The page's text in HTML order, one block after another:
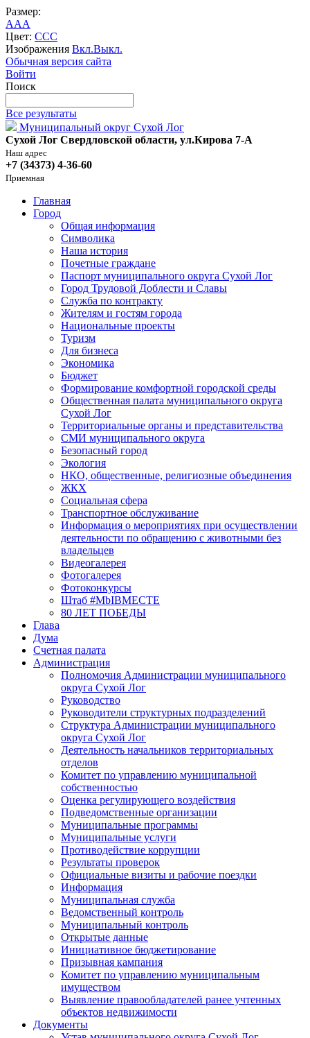
Размер:
AAA
Цвет: CCC
Изображения Вкл.Выкл.
Обычная версия сайта
Войти
Поиск
Все результаты
Муниципальный округ Сухой Лог
Сухой Лог Свердловской области, ул.Кирова 7-А
Наш адрес
+7 (34373) 4-36-60
Приемная
Главная
Город
Общая информация
Символика
Наша история
Почетные граждане
Паспорт муниципального округа Сухой Лог
Город Трудовой Доблести и Славы
Служба по контракту
Жителям и гостям города
Национальные проекты
Туризм
Для бизнеса
Экономика
Бюджет
Формирование комфортной городской среды
Общественная палата муниципального округа
Сухой Лог
Территориальные органы и представительства
СМИ муниципального округа
Безопасный город
Экология
НКО, общественные, религиозные объединения
ЖКХ
Социальная сфера
Транспортное обслуживание
Информация о мероприятиях при осуществлении
деятельности по обращению с животными без
владельцев
Видеогалерея
Фотогалерея
Фотоконкурсы
Штаб #MbIBMECTE
80 ЛЕТ ПОБЕДЫ
Глава
Дума
Счетная палата
Администрация
Полномочия Администрации муниципального
округа Сухой Лог
Руководство
Руководители структурных подразделений
Структура Администрации муниципального
округа Сухой Лог
Деятельность начальников территориальных
отделов
Комитет по управлению муниципальной
собственностью
Оценка регулирующего воздействия
Подведомственные организации
Муниципальные программы
Муниципальные услуги
Противодействие коррупции
Результаты проверок
Официальные визиты и рабочие поездки
Информация
Муниципальная служба
Ведомственный контроль
Муниципальный контроль
Открытые данные
Инициативное бюджетирование
Призывная кампания
Комитет по управлению муниципальным
имуществом
Выявление правообладателей ранее учтенных
объектов недвижимости
Документы